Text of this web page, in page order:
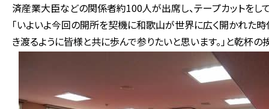
済産業大臣などの関係者約100人が出席し、テープカットをし
「いよいよ今回の開所を契機に和歌山が世界に広く開かれた
き渡るように皆様と共に歩んで参りたいと思います。」と乾杯の